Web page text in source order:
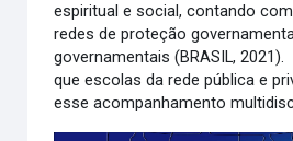
espiritual e social, contando
redes de proteção
governamentais (BRASIL,
que escolas da rede pública e
esse acompanhamento